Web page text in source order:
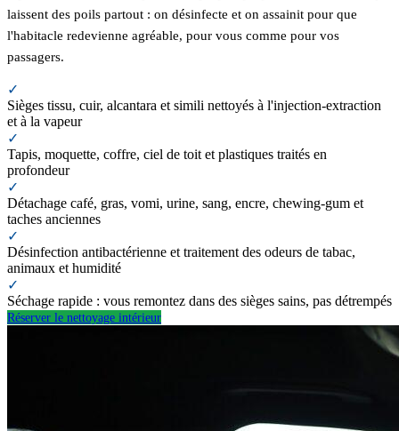
laissent des poils partout : on désinfecte et on assainit pour que
l'habitacle redevienne agréable, pour vous comme pour vos
passagers.
✓
Sièges tissu, cuir, alcantara et simili nettoyés à l'injection-extraction
et à la vapeur
✓
Tapis, moquette, coffre, ciel de toit et plastiques traités en
profondeur
✓
Détachage café, gras, vomi, urine, sang, encre, chewing-gum et
taches anciennes
✓
Désinfection antibactérienne et traitement des odeurs de tabac,
animaux et humidité
✓
Séchage rapide : vous remontez dans des sièges sains, pas détrempés
Réserver le nettoyage intérieur